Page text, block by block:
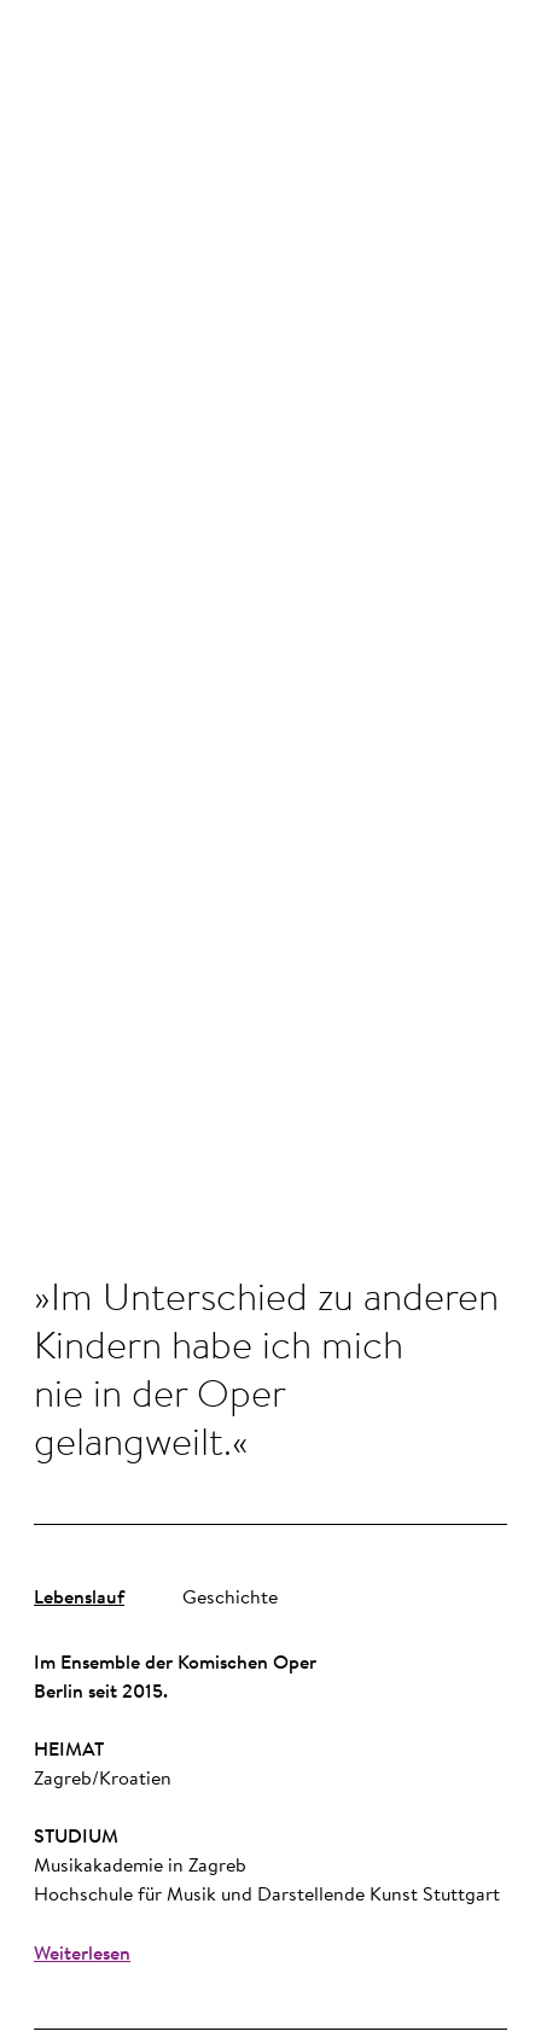
Im Unterschied zu anderen
Kindern habe ich mich
nie in der Oper
gelangweilt.
Lebenslauf Geschichte
Im Ensemble der Komischen Oper
Berlin seit 2015.
HEIMAT
Zagreb/Kroatien
STUDIUM
Musikakademie in Zagreb
Hochschule für Musik und Darstellende Kunst Stuttgart
Weiterlesen